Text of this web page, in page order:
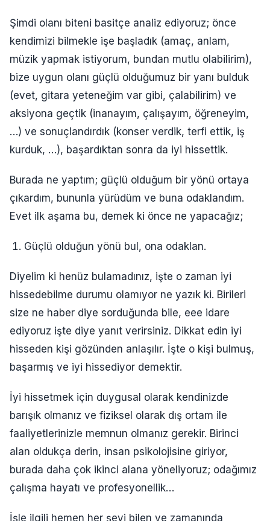
Şimdi olanı biteni basitçe analiz ediyoruz; önce
kendimizi bilmekle işe başladık (amaç, anlam,
müzik yapmak istiyorum, bundan mutlu olabilirim),
bize uygun olanı güçlü olduğumuz bir yanı bulduk
(evet, gitara yeteneğim var gibi, çalabilirim) ve
aksiyona geçtik (inanayım, çalışayım, öğreneyim,
…) ve sonuçlandırdık (konser verdik, terfi ettik, iş
kurduk, …), başardıktan sonra da iyi hissettik.
Burada ne yaptım; güçlü olduğum bir yönü ortaya
çıkardım, bununla yürüdüm ve buna odaklandım.
Evet ilk aşama bu, demek ki önce ne yapacağız;
Güçlü olduğun yönü bul, ona odaklan.
Diyelim ki henüz bulamadınız, işte o zaman iyi
hissedebilme durumu olamıyor ne yazık ki. Birileri
size ne haber diye sorduğunda bile, eee idare
ediyoruz işte diye yanıt verirsiniz. Dikkat edin iyi
hisseden kişi gözünden anlaşılır. İşte o kişi bulmuş,
başarmış ve iyi hissediyor demektir.
İyi hissetmek için duygusal olarak kendinizde
barışık olmanız ve fiziksel olarak dış ortam ile
faaliyetlerinizle memnun olmanız gerekir. Birinci
alan oldukça derin, insan psikolojisine giriyor,
burada daha çok ikinci alana yöneliyoruz; odağımız
çalışma hayatı ve profesyonellik…
İşle ilgili hemen her şeyi bilen ve zamanında